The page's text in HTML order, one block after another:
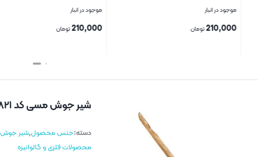
موجود در انبار
210,000 تومان
موجود در انبار
210,000 تومان
شیر جوش مسی کد ۸۲۱
دسته:جنس محصول,شیر جوش
محصولات فلزی و گالوانیزه